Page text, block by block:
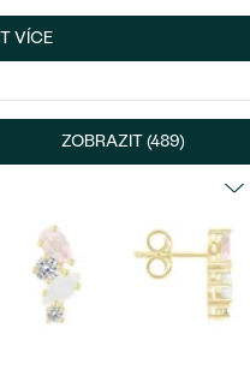
VÍCE
ZOBRAZIT (489)
Andine
1 390 Kč